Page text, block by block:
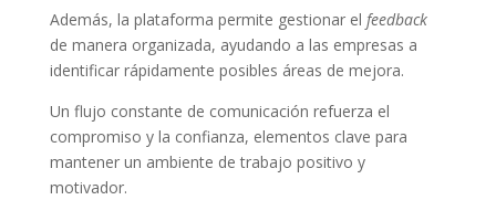
Además, la plataforma permite gestionar el feedback
de manera organizada, ayudando a las empresas a
identificar rápidamente posibles áreas de mejora.
Un flujo constante de comunicación refuerza el
compromiso y la confianza, elementos clave para
mantener un ambiente de trabajo positivo y
motivador.